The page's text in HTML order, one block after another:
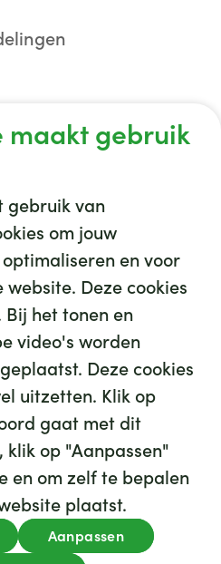
maakt gebruik
gebruik van
om jouw
en voor
Deze cookies
het tonen en
video's worden
Deze cookies
uitzetten. Klik op
gaat met dit
klik op "Aanpassen"
en om zelf te bepalen
plaatst.
Aanpassen
leuke banen voor je
Kijk op werkenbijghz.nl
Privacy
voorwaarden